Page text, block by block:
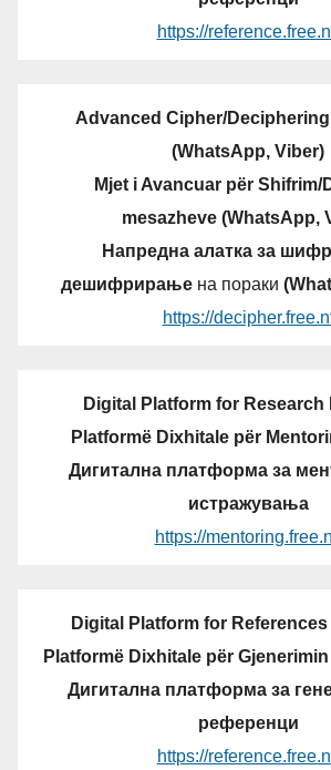
https://
Advanced Cipher/
(WhatsApp, Viber)
Mjet i Avancuar për Shifrim/
mesazheve (WhatsApp,
Напредна алатка за
дешифрирањена пораки
https://
Digital Platform for Research
Platformë Dixhitale për
Дигитална платформа за
истражувања
https://
Digital Platform for
Platformë Dixhitale për
Дигитална платформа за
референци
https://